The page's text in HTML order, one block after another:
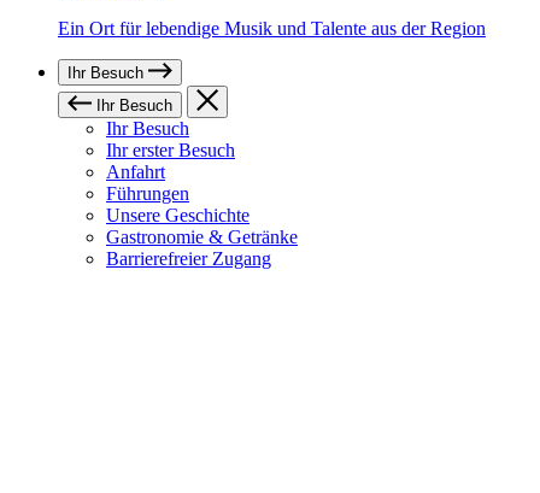
Ein Ort für lebendige Musik und Talente aus der Region
Ihr Besuch
Ihr Besuch
Ihr Besuch
Ihr erster Besuch
Anfahrt
Führungen
Unsere Geschichte
Gastronomie & Getränke
Barrierefreier Zugang